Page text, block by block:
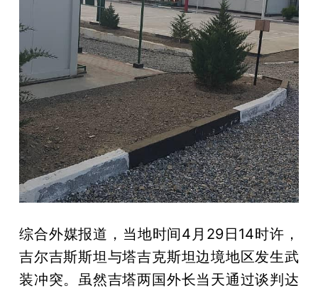
综合外媒报道，当地时间4月29日14时许，
吉尔吉斯斯坦与塔吉克斯坦边境地区发生武
装冲突。虽然吉塔两国外长当天通过谈判达